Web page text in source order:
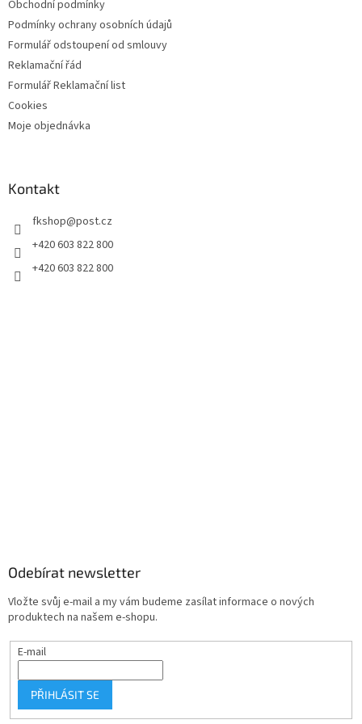
Obchodní podmínky
Podmínky ochrany osobních údajů
Formulář odstoupení od smlouvy
Reklamační řád
Formulář Reklamační list
Cookies
Moje objednávka
Kontakt
fkshop@post.cz
+420 603 822 800
+420 603 822 800
Odebírat newsletter
Vložte svůj e-mail a my vám budeme zasílat informace o nových
produktech na našem e-shopu.
E-mail
PŘIHLÁSIT SE